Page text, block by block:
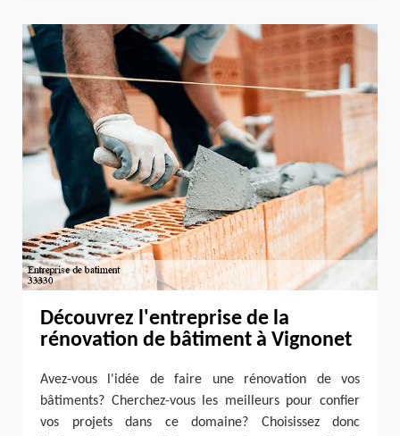
Découvrez l'entreprise de la
rénovation de bâtiment à Vignonet
Avez-vous l'idée de faire une rénovation de vos
bâtiments? Cherchez-vous les meilleurs pour confier
vos projets dans ce domaine? Choisissez donc